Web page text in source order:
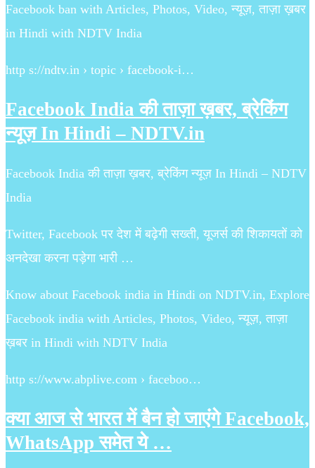
Facebook ban with Articles, Photos, Video, न्यूज़, ताज़ा ख़बर
in Hindi with NDTV India
http s://ndtv.in › topic › facebook-i…
Facebook India की ताज़ा ख़बर, ब्रेकिंग
न्यूज़ In Hindi – NDTV.in
Facebook India की ताज़ा ख़बर, ब्रेकिंग न्यूज़ In Hindi – NDTV
India
Twitter, Facebook पर देश में बढ़ेगी सख्ती, यूजर्स की शिकायतों को
अनदेखा करना पड़ेगा भारी …
Know about Facebook india in Hindi on NDTV.in, Explore
Facebook india with Articles, Photos, Video, न्यूज़, ताज़ा
ख़बर in Hindi with NDTV India
http s://www.abplive.com › faceboo…
क्या आज से भारत में बैन हो जाएंगे Facebook,
WhatsApp समेत ये …